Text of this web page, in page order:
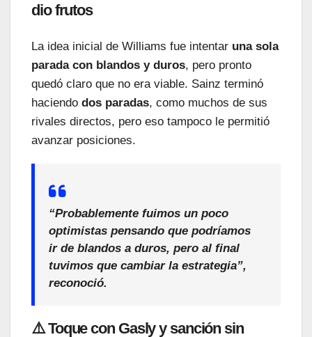
dio frutos
La idea inicial de Williams fue intentar una sola
parada con blandos y duros, pero pronto
quedó claro que no era viable. Sainz terminó
haciendo dos paradas, como muchos de sus
rivales directos, pero eso tampoco le permitió
avanzar posiciones.
“Probablemente fuimos un poco
optimistas pensando que podríamos
ir de blandos a duros, pero al final
tuvimos que cambiar la estrategia”,
reconoció.
⚠️ Toque con Gasly y sanción sin